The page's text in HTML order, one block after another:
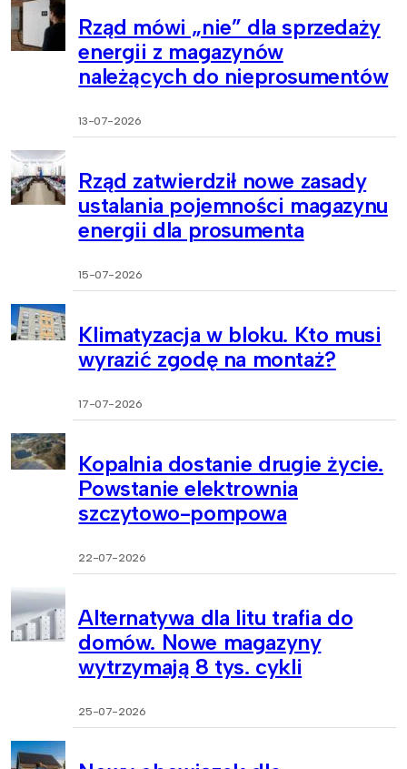
Rząd mówi „nie” dla sprzedaży
energii z magazynów
należących do nieprosumentów
13-07-2026
Rząd zatwierdził nowe zasady
ustalania pojemności magazynu
energii dla prosumenta
15-07-2026
Klimatyzacja w bloku. Kto musi
wyrazić zgodę na montaż?
17-07-2026
Kopalnia dostanie drugie życie.
Powstanie elektrownia
szczytowo-pompowa
22-07-2026
Alternatywa dla litu trafia do
domów. Nowe magazyny
wytrzymają 8 tys. cykli
25-07-2026